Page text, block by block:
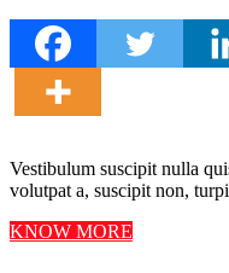
Vestibulum suscipit nulla
volutpat a, suscipit non,
KNOW MORE